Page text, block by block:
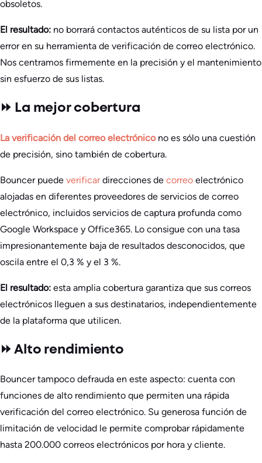
obsoletos.
El resultado: no borrará contactos auténticos de su lista por un
error en su herramienta de verificación de correo electrónico.
Nos centramos firmemente en la precisión y el mantenimiento
sin esfuerzo de sus listas.
⏩ La mejor cobertura
La verificación del correo electrónicono es sólo una cuestión
de precisión, sino también de cobertura.
Bouncer puede verificardirecciones de correo electrónico
alojadas en diferentes proveedores de servicios de correo
electrónico, incluidos servicios de captura profunda como
Google Workspace y Office365. Lo consigue con una tasa
impresionantemente baja de resultados desconocidos, que
oscila entre el 0,3 % y el 3 %.
El resultado: esta amplia cobertura garantiza que sus correos
electrónicos lleguen a sus destinatarios, independientemente
de la plataforma que utilicen.
⏩ Alto rendimiento
Bouncer tampoco defrauda en este aspecto: cuenta con
funciones de alto rendimiento que permiten una rápida
verificación del correo electrónico. Su generosa función de
limitación de velocidad le permite comprobar rápidamente
hasta 200.000 correos electrónicos por hora y cliente.